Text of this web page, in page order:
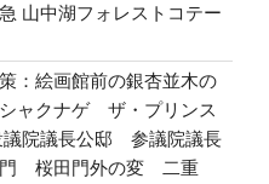
山中湖フォレストコテー
：絵画館前の銀杏並木の
クナゲ ザ・プリンス
院議長公邸 参議院議長
桜田門外の変 二重